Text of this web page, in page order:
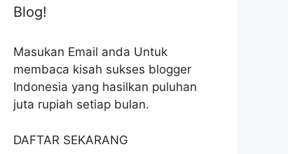
Blog!
Masukan Email anda Untuk
membaca kisah sukses blogger
Indonesia yang hasilkan puluhan
juta rupiah setiap bulan.
DAFTAR SEKARANG